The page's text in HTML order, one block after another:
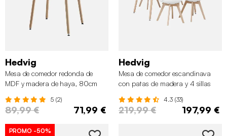
Hedvig
Mesa de comedor redonda de
MDF y madera de haya, 80cm
5 (2)
89,99 € 71,99 €
Hedvig
Mesa de comedor escandinava
con patas de madera y 4 sillas
4.3 (33)
219,99 € 197,99 €
PROMO -50%